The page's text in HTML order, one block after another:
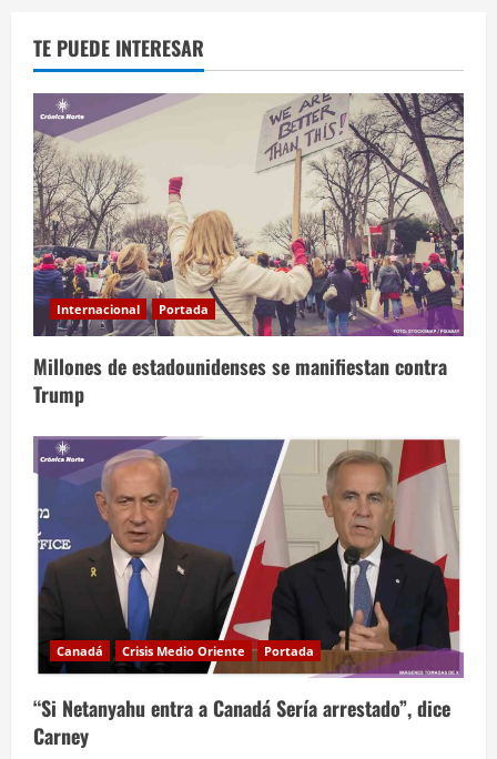
TE PUEDE INTERESAR
Internacional Portada
Millones de estadounidenses se manifiestan contra
Trump
Canadá Crisis Medio Oriente Portada
“Si Netanyahu entra a Canadá Sería arrestado”, dice
Carney